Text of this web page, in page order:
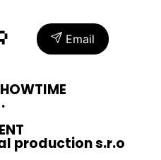
Email
.
production s.r.o